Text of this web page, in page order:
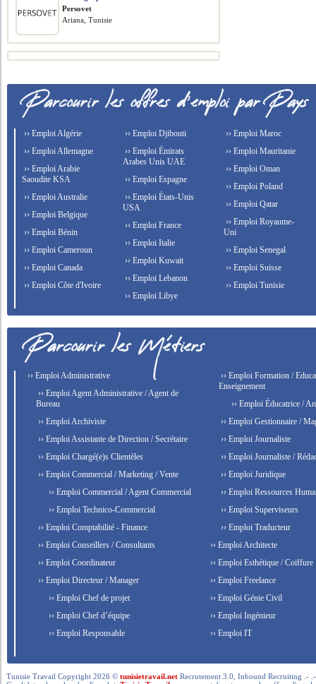
Persovet
Ariana, Tunisie
›› Emploi Algérie
›› Emploi Allemagne
›› Emploi Arabie
Saoudite KSA
›› Emploi Australie
›› Emploi Belgique
›› Emploi Bénin
›› Emploi Cameroun
›› Emploi Canada
›› Emploi Côte d'Ivoire
›› Emploi Djibouti
›› Emploi Émirats
Arabes Unis UAE
›› Emploi Espagne
›› Emploi États-Unis
USA
›› Emploi France
›› Emploi Italie
›› Emploi Kuwait
›› Emploi Lebanon
›› Emploi Libye
›› Emploi Maroc
›› Emploi Mauritanie
›› Emploi Oman
›› Emploi Poland
›› Emploi Qatar
›› Emploi Royaume-
Uni
›› Emploi Senegal
›› Emploi Suisse
›› Emploi Tunisie
›› Emploi Administrative
›› Emploi Agent Administrative / Agent de
Bureau
›› Emploi Archiviste
›› Emploi Assistante de Direction / Secrétaire
›› Emploi Chargé(e)s Clientèles
›› Emploi Commercial / Marketing / Vente
›› Emploi Commercial / Agent Commercial
›› Emploi Technico-Commercial
›› Emploi Comptabilité - Finance
›› Emploi Conseillers / Consultants
›› Emploi Coordinateur
›› Emploi Directeur / Manager
›› Emploi Chef de projet
›› Emploi Chef d’équipe
›› Emploi Responsable
›› Emploi Formation /
Enseignement
›› Emploi Éducatrice /
›› Emploi Gestionnaire /
›› Emploi Journaliste
›› Emploi Journaliste /
›› Emploi Juridique
›› Emploi Ressources
›› Emploi Superviseurs
›› Emploi Traducteur
›› Emploi Architecte
›› Emploi Esthétique / Coiffure
›› Emploi Freelance
›› Emploi Génie Civil
›› Emploi Ingénieur
›› Emploi IT
Tunisie Travail Copyright 2026 ©tunisietravail.net Recrutement 3.0, Inbound Recruiting .-